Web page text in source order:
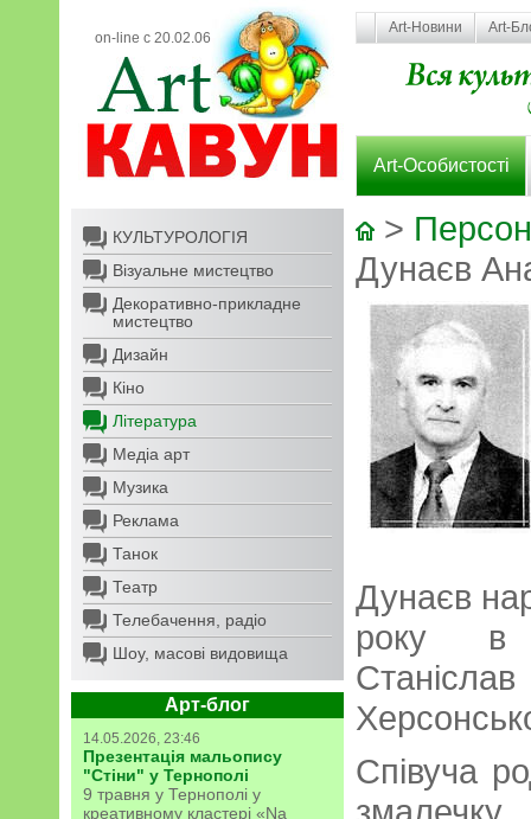
on-line с 20.02.06
Art-Новини Art-
Art-Особистості
КУЛЬТУРОЛОГІЯ
Візуальне мистецтво
Декоративно-прикладне
мистецтво
Дизайн
Кіно
Література
Медіа арт
Музика
Реклама
Танок
Театр
Телебачення, радіо
Шоу, масові видовища
Арт-блог
14.05.2026, 23:46
Презентація мальопису
"Стіни" у Тернополі
9 травня у Тернополі у
креативному кластері «Na
>
Дунаєв
Дунаєв
року в
Співуча